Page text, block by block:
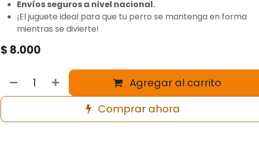
Envíos seguros a nivel nacional.
¡El juguete ideal para que tu perro se mantenga en forma
mientras se divierte!
$ 8.000
Agregar al carrito
Comprar ahora